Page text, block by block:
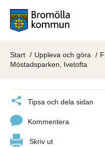
Start Uppleva och göra
Möstadsparken, Ivetofta
Tipsa och dela sidan
Kommentera
Skriv ut